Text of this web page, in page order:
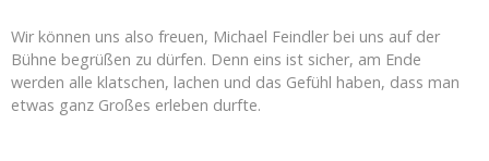
Wir können uns also freuen, Michael Feindler bei uns auf der
Bühne begrüßen zu dürfen. Denn eins ist sicher, am Ende
werden alle klatschen, lachen und das Gefühl haben, dass man
etwas ganz Großes erleben durfte.